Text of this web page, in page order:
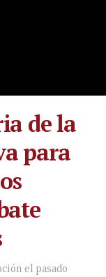
de la
para
el pasado